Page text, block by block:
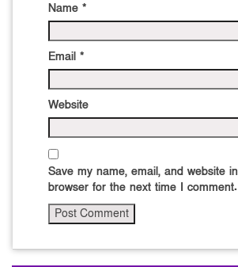
Name *
Email *
Website
Save my name, email, and website
browser for the next time I comment.